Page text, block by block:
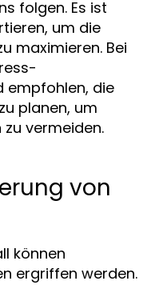
folgen. Es ist
um die
maximieren. Bei
empfohlen, die
planen, um
vermeiden.
von
können
ergriffen werden.